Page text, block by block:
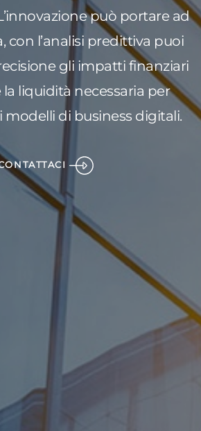
può portare ad
con l’analisi predittiva puoi
gli impatti finanziari
liquidità necessaria per
modelli di business digitali.